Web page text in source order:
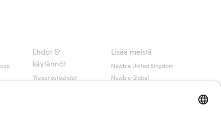
Ehdot &
käytännöt
Yleiset ostoehdot
Lisää meistä
Newbie United Kingdom
Newbie Global